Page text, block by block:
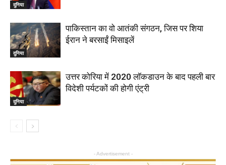
दुनिया
दुनिया
पाकिस्तान का वो आतंकी संगठन, जिस पर शिया
ईरान ने बरसाईं मिसाइलें
दुनिया
उत्तर कोरिया में 2020 लॉकडाउन के बाद पहली बार
विदेशी पर्यटकों की होगी एंट्री
- Advertisement -